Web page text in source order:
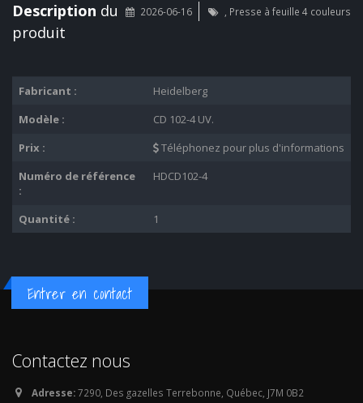
2026-06-16 , Presse à feuille 4 couleurs
Description du
produit
Fabricant :
Heidelberg
Modèle :
CD 102-4 UV.
Prix :
Téléphonez pour plus d'informations
Numéro de référence
:
HDCD102-4
Quantité : 1
Entrer en contact
Contactez nous
Adresse:7290, Des gazelles Terrebonne, Québec, J7M 0B2